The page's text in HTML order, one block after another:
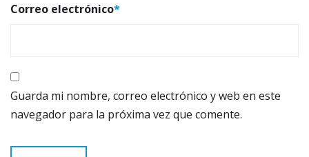
Correo electrónico*
Guarda mi nombre, correo electrónico y web en este
navegador para la próxima vez que comente.